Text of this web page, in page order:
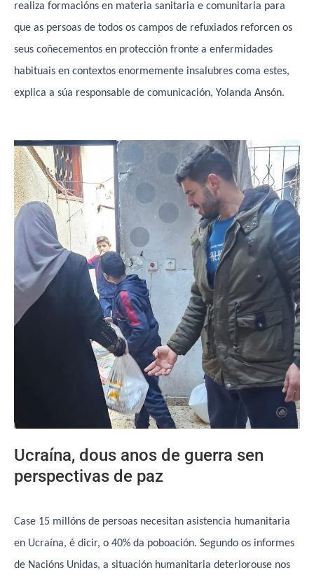
realiza formacións en materia sanitaria e comunitaria para
que as persoas de todos os campos de refuxiados reforcen os
seus coñecementos en protección fronte a enfermidades
habituais en contextos enormemente insalubres coma estes,
explica a súa responsable de comunicación, Yolanda Ansón.
Ucraína, dous anos de guerra sen
perspectivas de paz
Case 15 millóns de persoas necesitan asistencia humanitaria
en Ucraína, é dicir, o 40% da poboación. Segundo os informes
de Nacións Unidas, a situación humanitaria deteriorouse nos